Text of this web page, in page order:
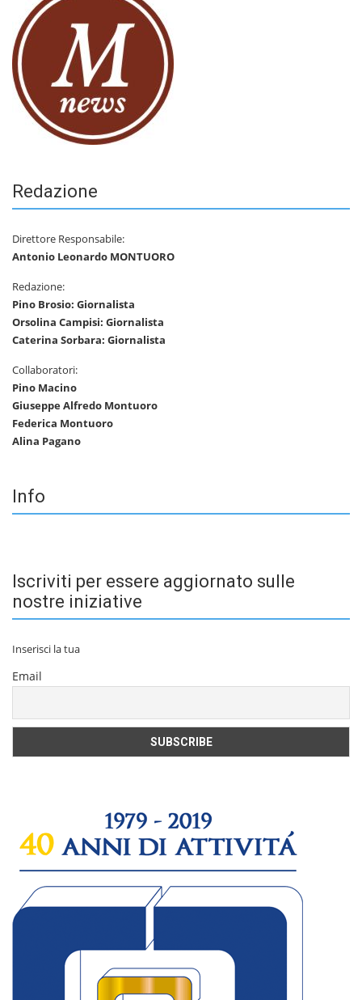
Redazione
Direttore Responsabile:
Antonio Leonardo MONTUORO
Redazione:
Pino Brosio: Giornalista
Orsolina Campisi: Giornalista
Caterina Sorbara: Giornalista
Collaboratori:
Pino Macino
Giuseppe Alfredo Montuoro
Federica Montuoro
Alina Pagano
Info
Iscriviti per essere aggiornato sulle
nostre iniziative
Inserisci la tua
Email